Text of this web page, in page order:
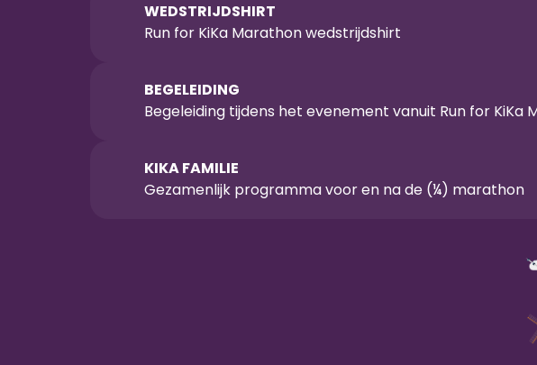
WEDSTRIJDSHIRT
Run for KiKa Marathon wedstrijdshirt
BEGELEIDING
Begeleiding tijdens het evenement vanuit Run for KiKa
KIKA FAMILIE
Gezamenlijk programma voor en na de (¼) marathon